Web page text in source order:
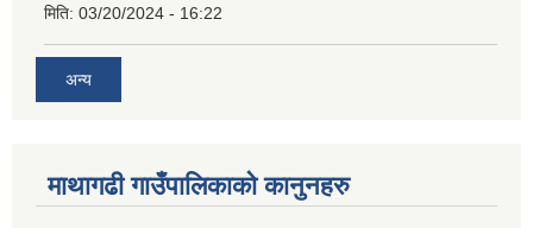
मिति: 03/20/2024 - 16:22
अन्य
माथागढी गाउँपालिकाको कानुनहरु